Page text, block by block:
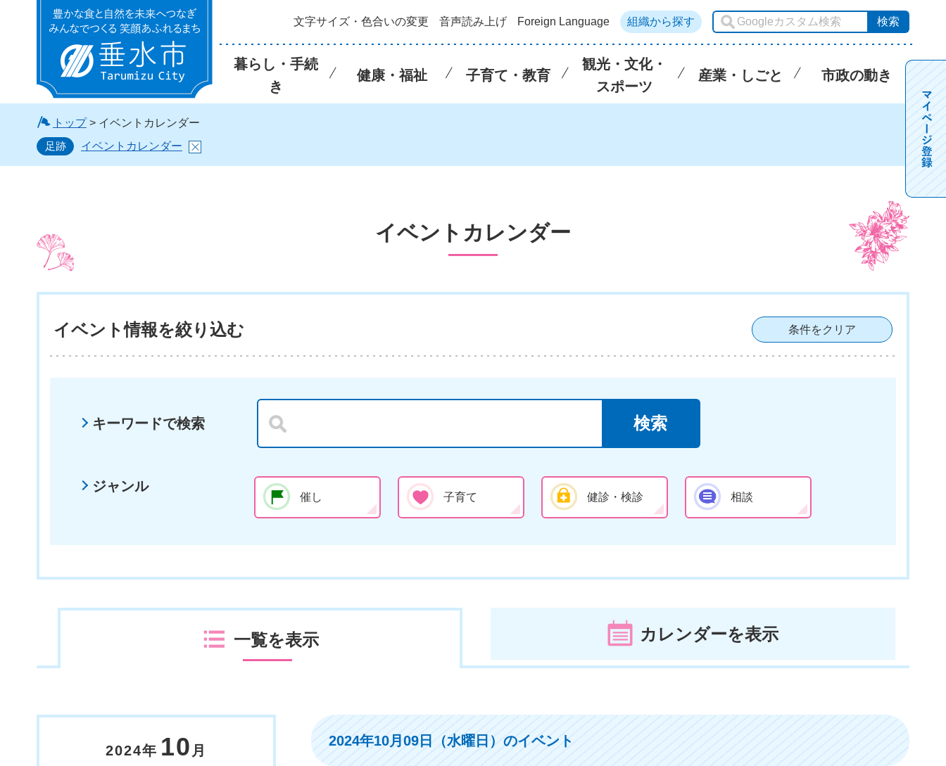
垂水市 文字サイズ・色合いの変更 音声読み上げ Foreign Language 組織から探す
暮らし・手続
き
健康・福祉 子育て・教育
観光・文化・
スポーツ
産業・しごと 市政の動き
トップ> イベントカレンダー
足跡
イベントカレンダー
イベントカレンダー
イベント情報を絞り込む 条件をクリア
キーワードで検索
ジャンル
催し 子育て 健診・検診 相談
一覧を表示 カレンダーを表示
2024年 10 月
2024年10月09日（水曜日）のイベント